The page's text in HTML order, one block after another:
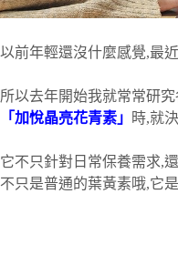
以前年輕還沒什麼感覺,最
所以去年開始我就常常研
「加悅晶亮花青素」
時,就
它不只針對日常保養需求,
不只是普通的葉黃素哦,它是